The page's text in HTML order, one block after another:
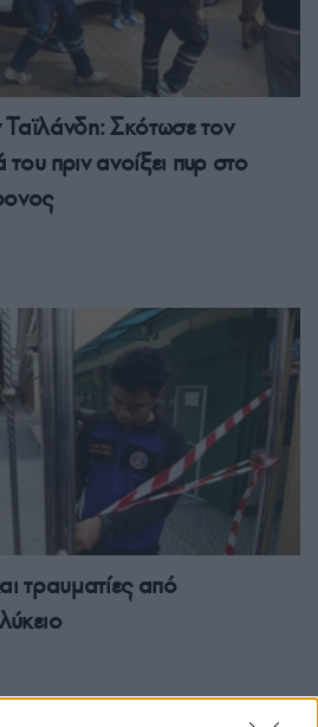
Σκότωσε τον
του πριν ανοίξει πυρ στο
τραυματίες από